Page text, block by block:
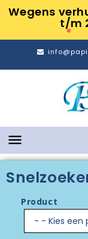
Wegens
t/m

Product